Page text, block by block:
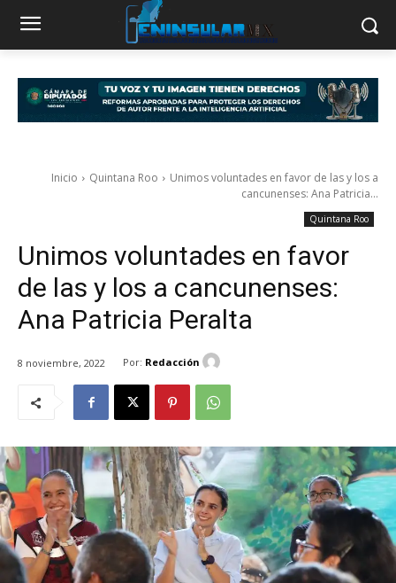
Inicio Quintana Roo
Unimos voluntades en favor de las y los a
cancunenses: Ana Patricia...
Quintana Roo
Unimos voluntades en favor
de las y los a cancunenses:
Ana Patricia Peralta
8 noviembre, 2022 Por: Redacción